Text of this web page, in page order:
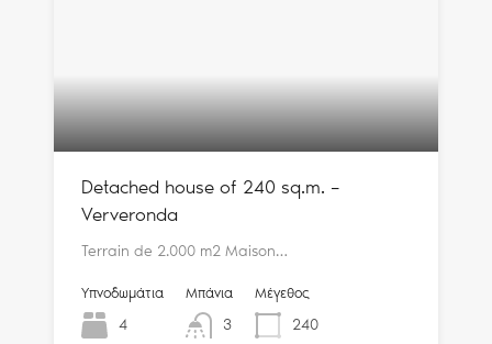
Detached house of 240 sq.m. –
Ververonda
Terrain de 2.000 m2 Maison…
Υπνοδωμάτια
4
Μπάνια
3
Μέγεθος
240